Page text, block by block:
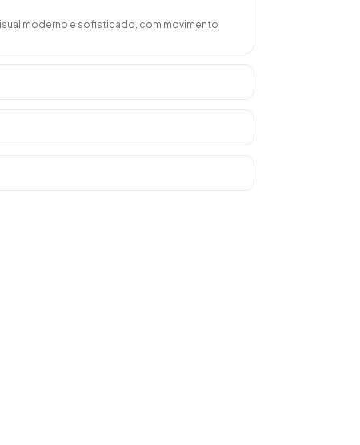
moderno e sofisticado, com movimento